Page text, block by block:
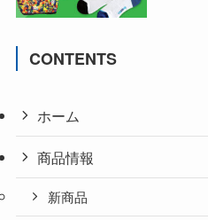
CONTENTS
ホーム
商品情報
新商品